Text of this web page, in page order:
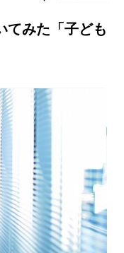
てみた「子ども